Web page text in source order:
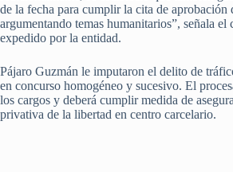
de la fecha para cumplir la cita de aprobación
argumentando temas humanitarios”, señala el
expedido por la entidad.
Pájaro Guzmán le imputaron el delito de
en concurso homogéneo y sucesivo. El
los cargos y deberá cumplir medida de
privativa de la libertad en centro carcelario.